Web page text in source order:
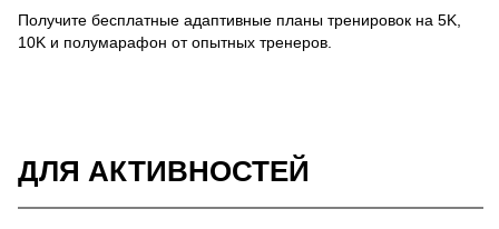
Получите бесплатные адаптивные планы тренировок на 5K,
10K и полумарафон от опытных тренеров.
ДЛЯ АКТИВНОСТЕЙ